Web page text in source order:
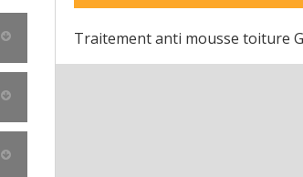
Traitement anti mousse toiture